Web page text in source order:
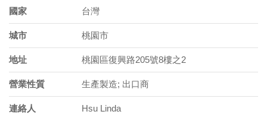
國家 台灣
城市 桃園市
地址 桃園區復興路205號8樓之2
營業性質 生產製造; 出口商
連絡人 Hsu Linda